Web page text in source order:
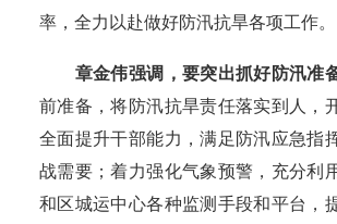
率，全力以赴做好防汛抗旱各项工作。
章金伟强调，要突出抓好防汛准
前准备，将防汛抗旱责任落实到人，
全面提升干部能力，满足防汛应急指
战需要；着力强化气象预警，充分利
和区城运中心各种监测手段和平台，